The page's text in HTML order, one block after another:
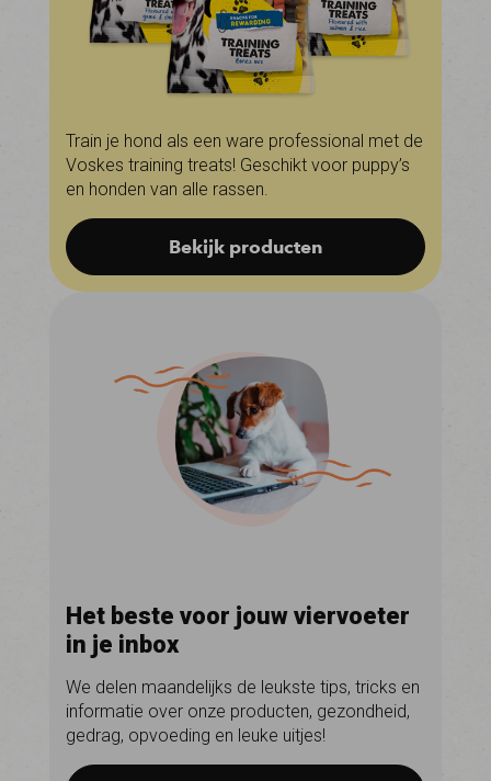
Train je hond als een ware professional met de
Voskes training treats! Geschikt voor puppy’s
en honden van alle rassen.
Bekijk producten
Het beste voor jouw viervoeter
in je inbox
We delen maandelijks de leukste tips, tricks en
informatie over onze producten, gezondheid,
gedrag, opvoeding en leuke uitjes!